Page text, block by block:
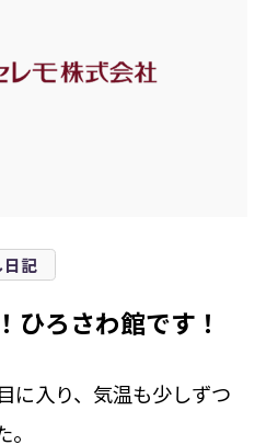
日記
ひろさわ館です！
に入り、気温も少しずつ